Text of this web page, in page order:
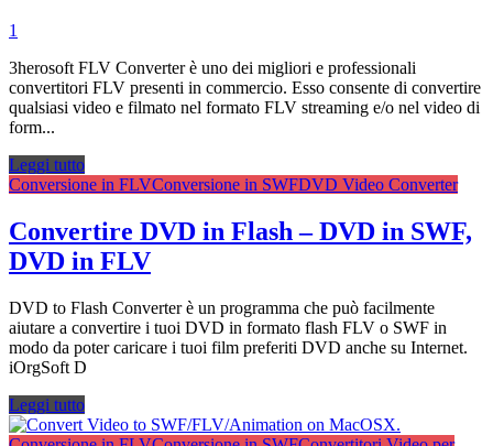
1
3herosoft FLV Converter è uno dei migliori e professionali
convertitori FLV presenti in commercio. Esso consente di convertire
qualsiasi video e filmato nel formato FLV streaming e/o nel video di
form...
Leggi tutto
Conversione in FLVConversione in SWFDVD Video Converter
Convertire DVD in Flash – DVD in SWF,
DVD in FLV
DVD to Flash Converter è un programma che può facilmente
aiutare a convertire i tuoi DVD in formato flash FLV o SWF in
modo da poter caricare i tuoi film preferiti DVD anche su Internet.
iOrgSoft D
Leggi tutto